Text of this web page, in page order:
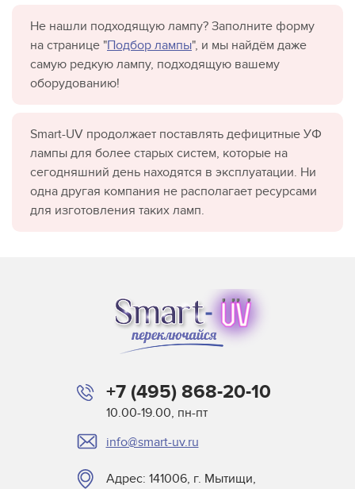
Не нашли подходящую лампу? Заполните форму
на странице "Подбор лампы", и мы найдём даже
самую редкую лампу, подходящую вашему
оборудованию!
Smart-UV продолжает поставлять дефицитные УФ
лампы для более старых систем, которые на
сегодняшний день находятся в эксплуатации. Ни
одна другая компания не располагает ресурсами
для изготовления таких ламп.
+7 (495) 868-20-10
10.00-19.00, пн-пт
info@smart-uv.ru
Адрес: 141006, г. Мытищи,